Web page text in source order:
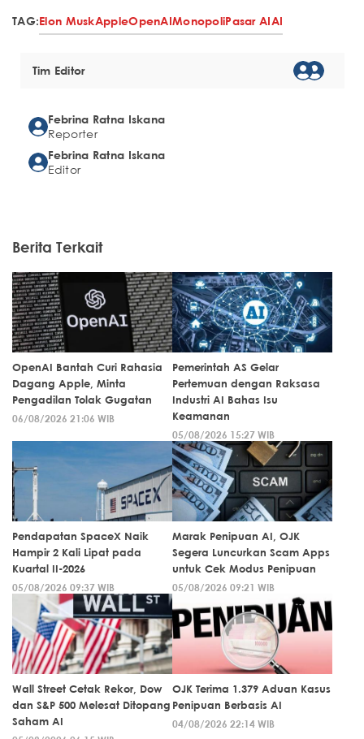
TAG:Elon MuskAppleOpenAIMonopoliPasar AIAI
Tim Editor
Febrina Ratna Iskana
Reporter
Febrina Ratna Iskana
Editor
Berita Terkait
OpenAI Bantah Curi Rahasia
Dagang Apple, Minta
Pengadilan Tolak Gugatan
06/08/2026 21:06 WIB
Pemerintah AS Gelar
Pertemuan dengan Raksasa
Industri AI Bahas Isu
Keamanan
05/08/2026 15:27 WIB
Pendapatan SpaceX Naik
Hampir 2 Kali Lipat pada
Kuartal II-2026
05/08/2026 09:37 WIB
Marak Penipuan AI, OJK
Segera Luncurkan Scam Apps
untuk Cek Modus Penipuan
05/08/2026 09:21 WIB
Wall Street Cetak Rekor, Dow
dan S&P 500 Melesat Ditopang
Saham AI
OJK Terima 1.379 Aduan Kasus
Penipuan Berbasis AI
04/08/2026 22:14 WIB